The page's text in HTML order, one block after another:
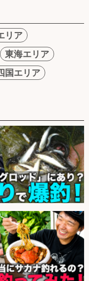
リア
東海エリア
国エリア